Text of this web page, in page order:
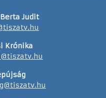
Berta Judit
Krónika